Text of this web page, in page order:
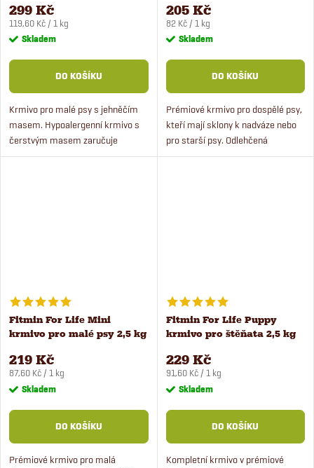
299 Kč
Měrná
cena:
119,60 Kč / 1 kg
Skladem
DO KOŠÍKU
Krmivo pro malé psy s jehněčím
masem. Hypoalergenní krmivo s
čerstvým masem zaručuje
vynikající chutnost. Granule v
205 Kč
Měrná
cena:
82 Kč / 1 kg
Skladem
DO KOŠÍKU
Prémiové krmivo pro dospělé psy,
kteří mají sklony k nadváze nebo
pro starší psy. Odlehčená
receptura je vhodná pro všechny
Fitmin For Life Mini
krmivo pro malé psy 2,5 kg
219 Kč
Měrná
cena:
87,60 Kč / 1 kg
Skladem
DO KOŠÍKU
Prémiové krmivo pro malá
Fitmin For Life Puppy
krmivo pro štěňata 2,5 kg
229 Kč
Měrná
cena:
91,60 Kč / 1 kg
Skladem
DO KOŠÍKU
Kompletní krmivo v prémiové